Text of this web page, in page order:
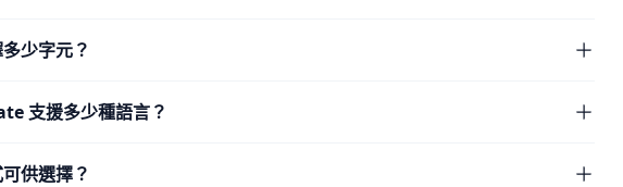
少字元？
支援多少種語言？
供選擇？